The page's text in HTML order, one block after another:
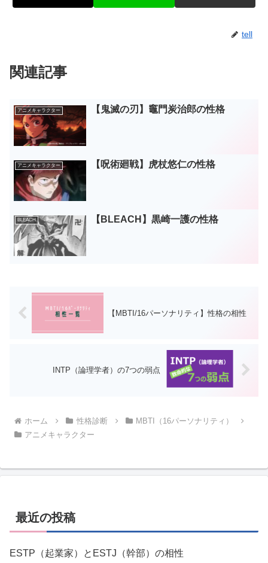
tell
関連記事
アニメキャラクター 【鬼滅の刃】竈門炭治郎の性格
アニメキャラクター 【呪術廻戦】虎杖悠仁の性格
BLEACH 【BLEACH】黒崎一護の性格
【MBTI/16パーソナリティ】性格の相性
INTP（論理学者）の7つの弱点
ホーム 性格診断
MBTI（16パーソナリティ）
アニメキャラクター
最近の投稿
ESTP（起業家）とESTJ（幹部）の相性